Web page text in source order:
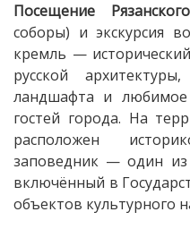
Посещение
соборы) и экскурсия
кремль —
русской
ландшафта и
гостей города. На
расположен
заповедник — один из
включённый в
объектов культурного